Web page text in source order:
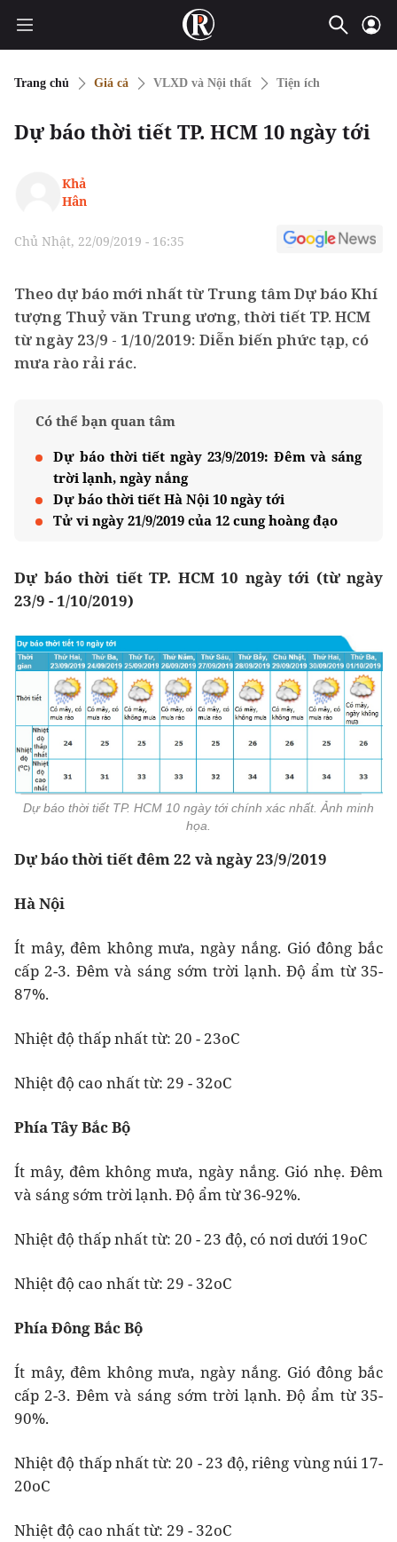
Trang chủ Giá cả VLXD và Nội thất Tiện ích
Dự báo thời tiết TP. HCM 10 ngày tới
Khả
Hân
Chủ Nhật, 22/09/2019 - 16:35
Theo dự báo mới nhất từ Trung tâm Dự báo Khí
tượng Thuỷ văn Trung ương, thời tiết TP. HCM
từ ngày 23/9 - 1/10/2019: Diễn biến phức tạp, có
mưa rào rải rác.
Có thể bạn quan tâm
Dự báo thời tiết ngày 23/9/2019: Đêm và sáng
trời lạnh, ngày nắng
Dự báo thời tiết Hà Nội 10 ngày tới
Tử vi ngày 21/9/2019 của 12 cung hoàng đạo
Dự báo thời tiết TP. HCM 10 ngày tới (từ ngày
23/9 - 1/10/2019)
Dự báo thời tiết TP. HCM 10 ngày tới chính xác nhất. Ảnh minh
họa.
Dự báo thời tiết đêm 22 và ngày 23/9/2019
Hà Nội
Ít mây, đêm không mưa, ngày nắng. Gió đông bắc
cấp 2-3. Đêm và sáng sớm trời lạnh. Độ ẩm từ 35-
87%.
Nhiệt độ thấp nhất từ: 20 - 23oC
Nhiệt độ cao nhất từ: 29 - 32oC
Phía Tây Bắc Bộ
Ít mây, đêm không mưa, ngày nắng. Gió nhẹ. Đêm
và sáng sớm trời lạnh. Độ ẩm từ 36-92%.
Nhiệt độ thấp nhất từ: 20 - 23 độ, có nơi dưới 19oC
Nhiệt độ cao nhất từ: 29 - 32oC
Phía Đông Bắc Bộ
Ít mây, đêm không mưa, ngày nắng. Gió đông bắc
cấp 2-3. Đêm và sáng sớm trời lạnh. Độ ẩm từ 35-
90%.
Nhiệt độ thấp nhất từ: 20 - 23 độ, riêng vùng núi 17-
20oC
Nhiệt độ cao nhất từ: 29 - 32oC